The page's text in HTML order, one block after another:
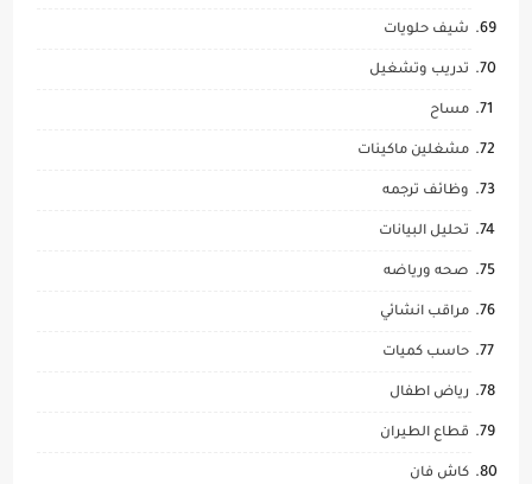
شيف حلويات
تدريب وتشغيل
مساح
مشغلين ماكينات
وظائف ترجمه
تحليل البيانات
صحه ورياضه
مراقب انشائي
حاسب كميات
رياض اطفال
قطاع الطيران
كاش فان